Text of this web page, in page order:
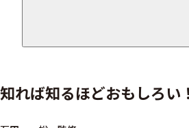
知れば知るほどおもしろ